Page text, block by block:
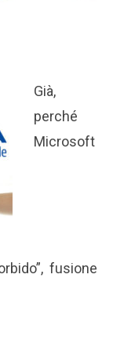
Già,
perché
Microsoft
fusione